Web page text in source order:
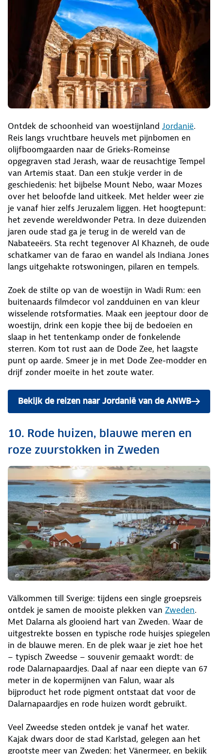
Ontdek de schoonheid van woestijnland Jordanië.
Reis langs vruchtbare heuvels met pijnbomen en
olijfboomgaarden naar de Grieks-Romeinse
opgegraven stad Jerash, waar de reusachtige Tempel
van Artemis staat. Dan een stukje verder in de
geschiedenis: het bijbelse Mount Nebo, waar Mozes
over het beloofde land uitkeek. Met helder weer zie
je vanaf hier zelfs Jeruzalem liggen. Het hoogtepunt:
het zevende wereldwonder Petra. In deze duizenden
jaren oude stad ga je terug in de wereld van de
Nabateeërs. Sta recht tegenover Al Khazneh, de oude
schatkamer van de farao en wandel als Indiana Jones
langs uitgehakte rotswoningen, pilaren en tempels.
Zoek de stilte op van de woestijn in Wadi Rum: een
buitenaards filmdecor vol zandduinen en van kleur
wisselende rotsformaties. Maak een jeeptour door de
woestijn, drink een kopje thee bij de bedoeïen en
slaap in het tentenkamp onder de fonkelende
sterren. Kom tot rust aan de Dode Zee, het laagste
punt op aarde. Smeer je in met Dode Zee-modder en
drijf zonder moeite in het zoute water.
Bekijk de reizen naar Jordanië van de ANWB
10. Rode huizen, blauwe meren en
roze zuurstokken in Zweden
Välkommen till Sverige: tijdens een single groepsreis
ontdek je samen de mooiste plekken van Zweden.
Met Dalarna als glooiend hart van Zweden. Waar de
uitgestrekte bossen en typische rode huisjes spiegelen
in de blauwe meren. En de plek waar je ziet hoe het
– typisch Zweedse – souvenir gemaakt wordt: de
rode Dalarnapaardjes. Daal af naar een diepte van 67
meter in de kopermijnen van Falun, waar als
bijproduct het rode pigment ontstaat dat voor de
Dalarnapaardjes en rode huizen wordt gebruikt.
Veel Zweedse steden ontdek je vanaf het water.
Kajak dwars door de stad Karlstad, gelegen aan het
grootste meer van Zweden: het Vänermeer, en bekijk